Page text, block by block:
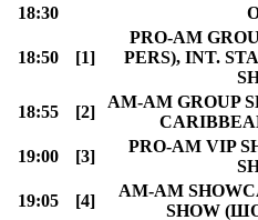
18:30
18:50 [1]
PRO-AM
PERS), INT.
18:55
[2]
AM-AM GROUP
19:00
[3]
PRO-AM VIP
19:05
[4]
AM-AM
SHOW